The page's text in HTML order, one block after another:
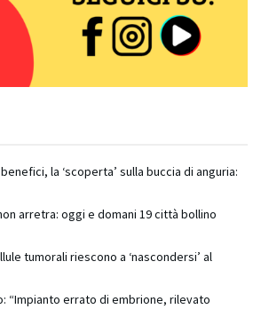
la ‘scoperta’ sulla buccia di anguria:
arretra: oggi e domani 19 città bollino
tumorali riescono a ‘nascondersi’ al
“Impianto errato di embrione, rilevato